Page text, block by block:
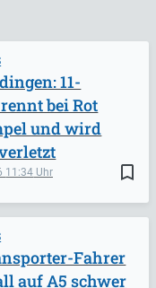
bookmark_border
11:34
11-
bei Rot
und wird
Fahrer
auf A5 schwer